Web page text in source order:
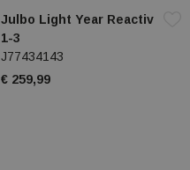
Julbo Light Year Reactiv
1-3
J77434143
€ 259,99